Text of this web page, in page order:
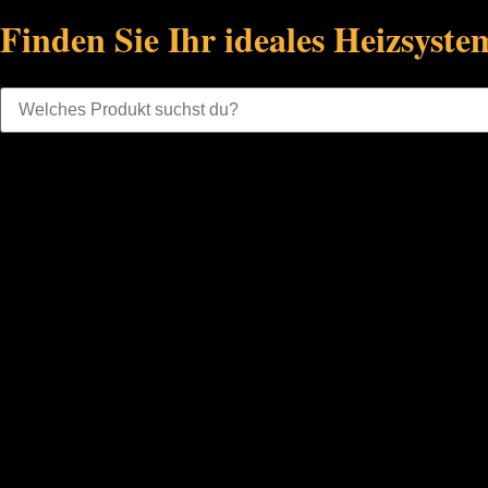
Finden Sie Ihr ideales